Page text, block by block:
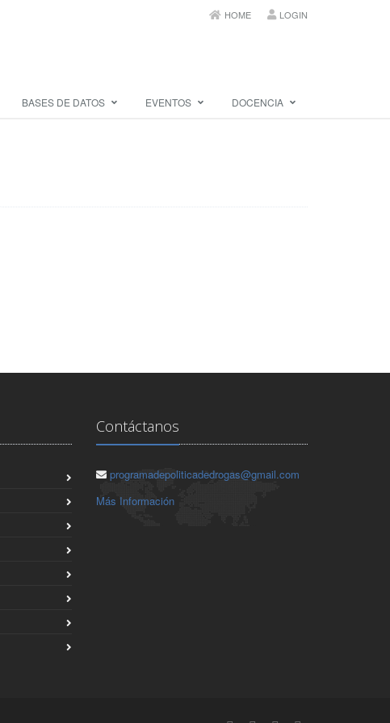
HOME LOGIN
BASES DE DATOS EVENTOS DOCENCIA
Contáctanos
programadepoliticadedrogas@gmail.com
Más Información